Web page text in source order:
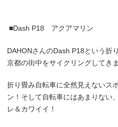
■Dash P18 アクアマリン
DAHONさんのDash P18という折
京都の街中をサイクリングしてき
折り畳み自転車に全然見えないス
ン！そして自転車にはあまりない
レ＆カワイイ！